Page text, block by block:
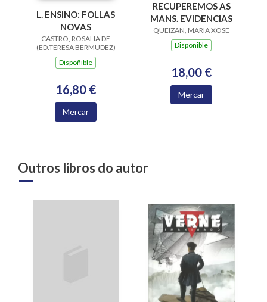
L. ENSINO: FOLLAS
NOVAS
CASTRO, ROSALIA DE
(ED.TERESA BERMUDEZ)
Dispoñible
16,80 €
Mercar
RECUPEREMOS AS
MANS. EVIDENCIAS
QUEIZAN, MARIA XOSE
Dispoñible
18,00 €
Mercar
Outros libros do autor